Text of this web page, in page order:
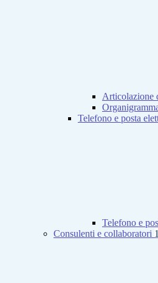
Articolazione
Telefono e posta
Telefono e
Consulenti e collaboratori